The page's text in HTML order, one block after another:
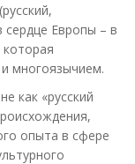
сердце Европы – в
многоязычием.
как «русский
опыта в сфере